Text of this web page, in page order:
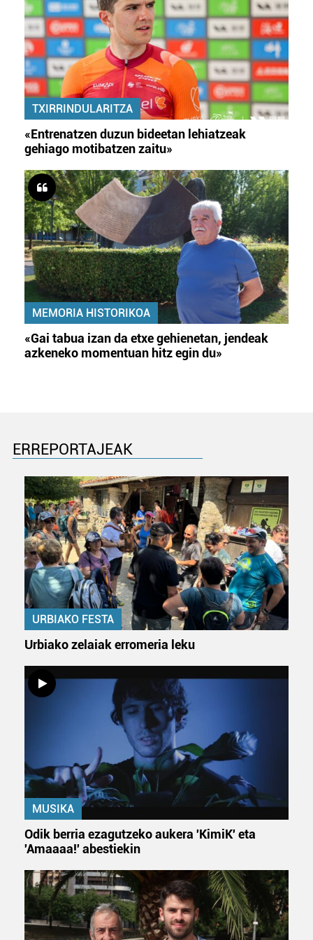
TXIRRINDULARITZA
«Entrenatzen duzun bideetan lehiatzeak
gehiago motibatzen zaitu»
MEMORIA HISTORIKOA
«Gai tabua izan da etxe gehienetan, jendeak
azkeneko momentuan hitz egin du»
ERREPORTAJEAK
URBIAKO FESTA
Urbiako zelaiak erromeria leku
MUSIKA
Odik berria ezagutzeko aukera 'KimiK' eta
'Amaaaa!' abestiekin